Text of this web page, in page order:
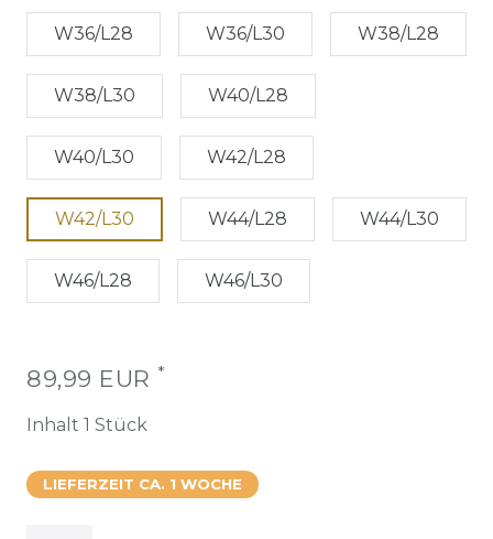
W36/L28 W36/L30 W38/L28
W38/L30 W40/L28
W40/L30 W42/L28
W42/L30 W44/L28 W44/L30
W46/L28 W46/L30
89,99 EUR *
Inhalt 1 Stück
LIEFERZEIT CA. 1 WOCHE